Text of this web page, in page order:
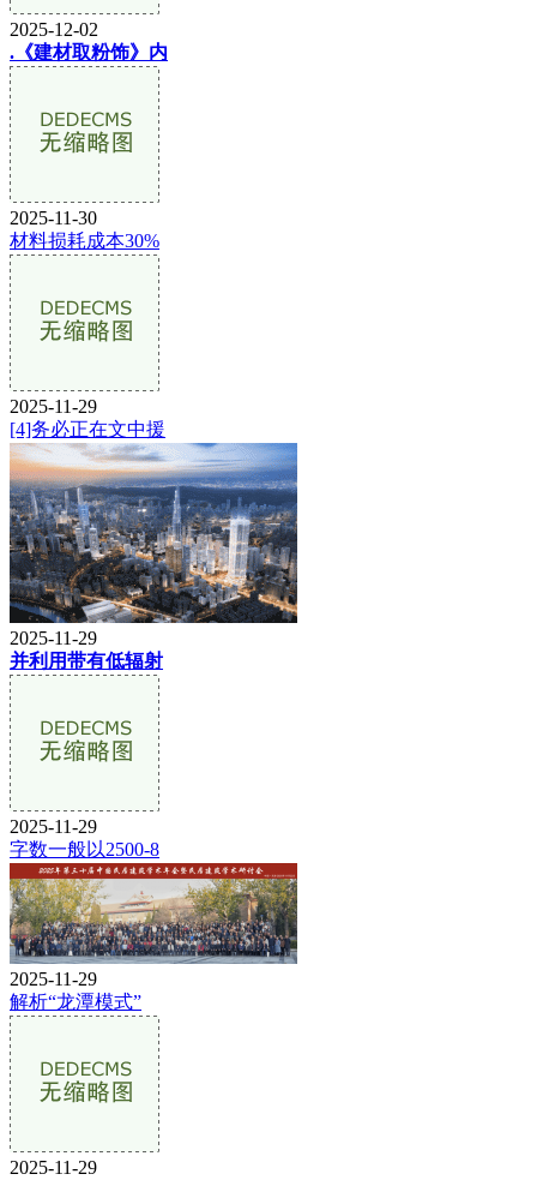
2025-12-02
.《建材取粉饰》内
2025-11-30
材料损耗成本30%
2025-11-29
[4]务必正在文中援
2025-11-29
并利用带有低辐射
2025-11-29
字数一般以2500-8
2025-11-29
解析“龙潭模式”
2025-11-29